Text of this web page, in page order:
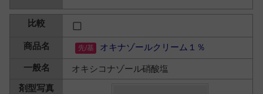
オキナゾールクリーム１％
オキシコナゾール硝酸塩